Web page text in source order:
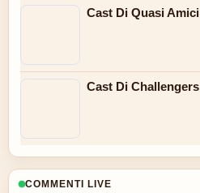
Cast Di Quasi Amici
Cast Di Challengers
COMMENTI LIVE